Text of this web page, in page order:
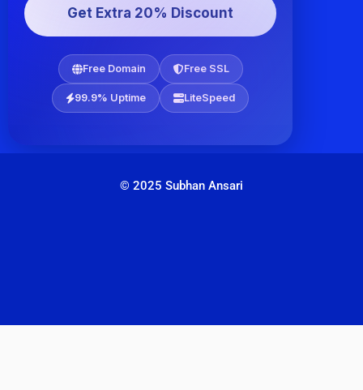
Get Extra 20% Discount
Free Domain Free SSL
99.9% Uptime LiteSpeed
© 2025 Subhan Ansari